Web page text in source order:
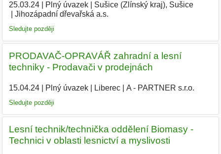
25.03.24| Plný úvazek| Sušice (Zlínský kraj), Sušice|
Jihozápadní dřevařská a.s.
Sledujte později
PRODAVAČ-OPRAVÁŘ zahradní a lesní
techniky - Prodavači v prodejnách
15.04.24| Plný úvazek| Liberec| A - PARTNER s.r.o.
Sledujte později
Lesní technik/technička oddělení Biomasy -
Technici v oblasti lesnictví a myslivosti